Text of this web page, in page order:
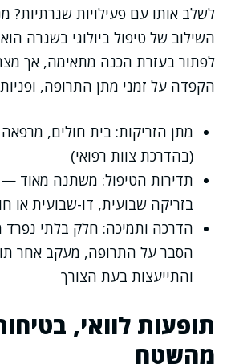
לשלב אותו עם פעילויות שגרתיות?
השילוב של טיפול ביולוגי בשגרה הוא
לפתור בעזרת הכנה מתאימה, אך
הקפדה על זמני מתן התרופה,
מתן הזריקות: בית חולים,
(בהדרכת צוות רפואי)
תדירות הטיפול: משתנה מאוד —
בזריקה שבועית, דו-שבועית או
הדרכה ותמיכה: חלק בלתי נפרד
הסבר על התרופה, מעקב אחר
והתייעצות בעת הצורך
תופעות לוואי, בטיחות
מהשטח